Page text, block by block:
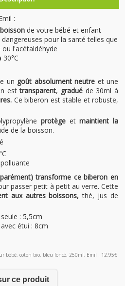
:
de votre bébé et enfant
pour la santé telles que
l'acétaldéhyde
30°C
un goût absolument neutre et une
esttransparent, gradué de 30ml à
Ce biberon est stable et robuste,
protège etmaintient la
de la boisson.
transforme ce biberon en
passer petit à petit au verre. Cette
aux autres boissons, thé, jus de
: 5,5cm
étui : 8cm
bébé, coton bio, bleu foncé, 250ml, Emil : 12.95€
ce produit